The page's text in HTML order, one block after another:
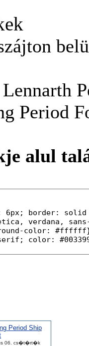
Period
alul
Period Ship
06. cs�t�rt�k